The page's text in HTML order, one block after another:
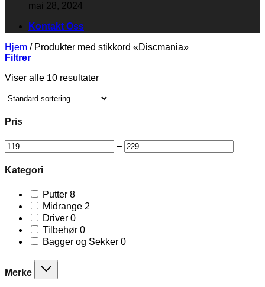
mai 28, 2024
Kontakt Oss
Hjem /Produkter med stikkord «Discmania»
Filtrer
Viser alle 10 resultater
Pris
–
Kategori
Putter 8
products
Midrange 2
Driver 00
products
Tilbehør 00
products
Bagger og Sekker 00
Merke